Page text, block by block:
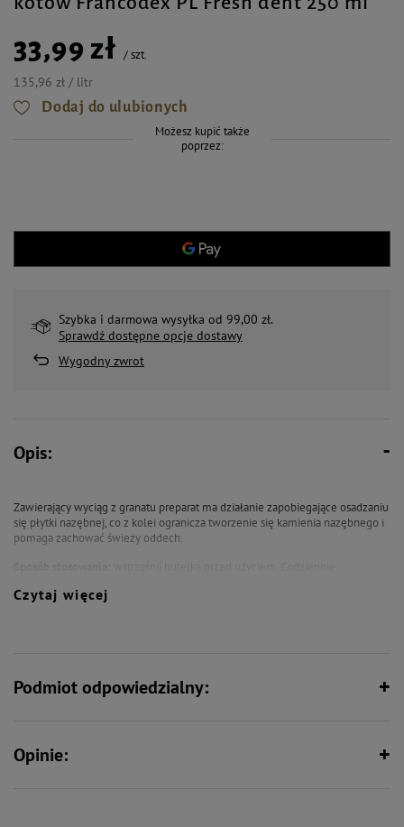
33,99 zł /szt.
135,96 zł / litr
Dodaj do ulubionych
Możesz kupić także
poprzez:
Szybka i darmowa wysyłka od 99,00 zł.
Sprawdź dostępne opcje dostawy
Wygodny zwrot
Opis:
Zawierający wyciąg z granatu preparat ma działanie zapobiegające osadzaniu
się płytki nazębnej, co z kolei ogranicza tworzenie się kamienia nazębnego i
pomaga zachować świeży oddech.
dozownikiem: 1/2 nakrętki (5 ml) na 250 ml wody. Codziennie wymieniać
analityczne: białko surowe 0,1%, popiół surowy 0,1%, wilgotność 99,1%,
Czytaj więcej
Podmiot odpowiedzialny:
Opinie: